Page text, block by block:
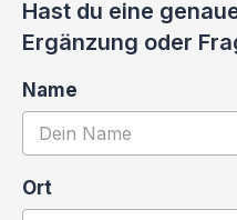
Hast du eine
Ergänzung oder
Name
Ort